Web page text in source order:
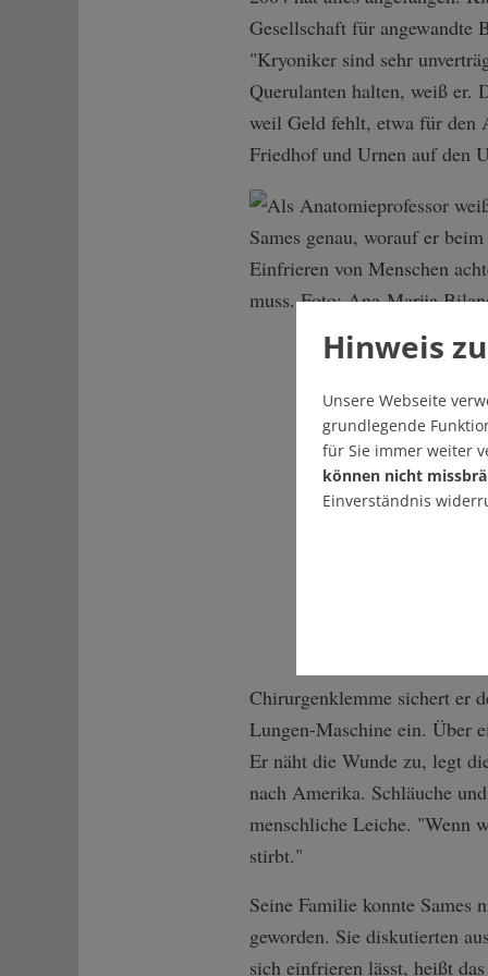
Gesellschaft für angewandte
"Kryoniker sind sehr
Querulanten halten, weiß er.
weil Geld fehlt, etwa für den
Friedhof und Urnen auf den
Chirurgenklemme sichert er
Lungen-Maschine ein. Über
Er näht die Wunde zu, legt
nach Amerika. Schläuche
menschliche Leiche. "Wenn
stirbt."
Seine Familie konnte
geworden. Sie diskutierten
sich einfrieren lässt, heißt
Hinweis
Unsere Webseite
grundlegende
für Sie immer weiter
können nicht
Einverständnis